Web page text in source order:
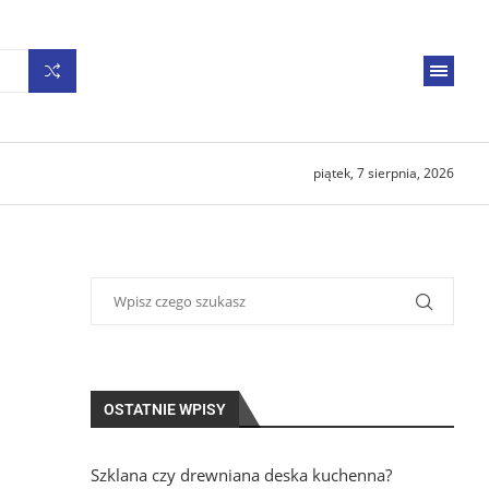
piątek, 7 sierpnia, 2026
OSTATNIE WPISY
Szklana czy drewniana deska kuchenna?